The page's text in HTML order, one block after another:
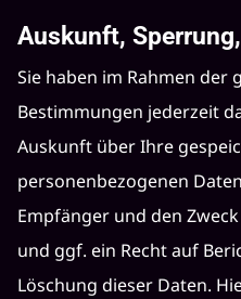
Auskunft,
Sie haben im Rahmen der
Bestimmungen jederzeit
Auskunft über Ihre
personenbezogenen
Empfänger und den
und ggf. ein Recht auf
Löschung dieser Daten.